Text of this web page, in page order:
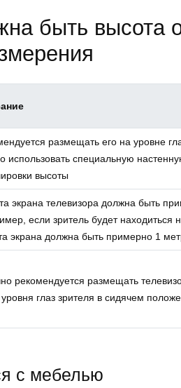
быть высота
размещать его на уровне
использовать специальную
высоты
экрана телевизора должна быть
если зритель будет находиться
экрана должна быть примерно 1
рекомендуется размещать
глаз зрителя в сидячем
с мебелью